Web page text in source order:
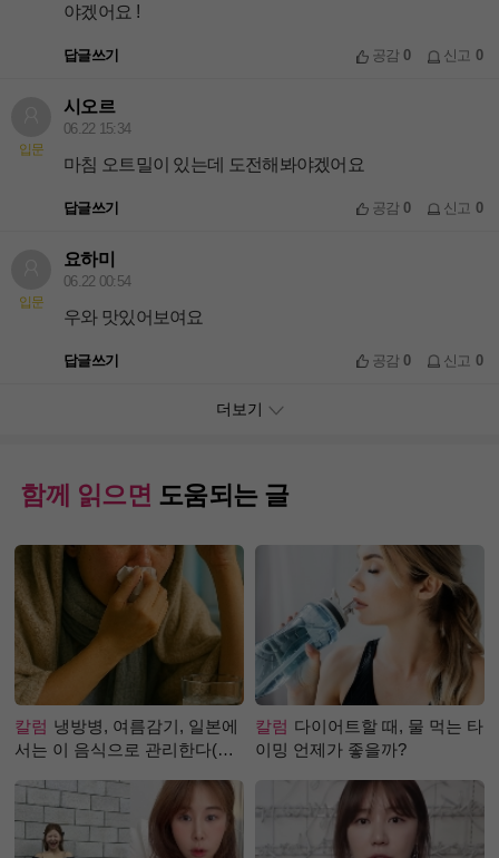
야겠어요 !
답글쓰기 공감0 신고 0
입문
시오르
06.22 15:34
마침 오트밀이 있는데 도전해봐야겠어요
답글쓰기 공감0 신고 0
입문
요하미
06.22 00:54
우와 맛있어보여요
답글쓰기 공감0 신고 0
더보기
함께 읽으면 도움되는 글
칼럼 냉방병, 여름감기, 일본에
서는 이 음식으로 관리한다(생
칼럼 다이어트할 때, 물 먹는 타
이밍 언제가 좋을까?